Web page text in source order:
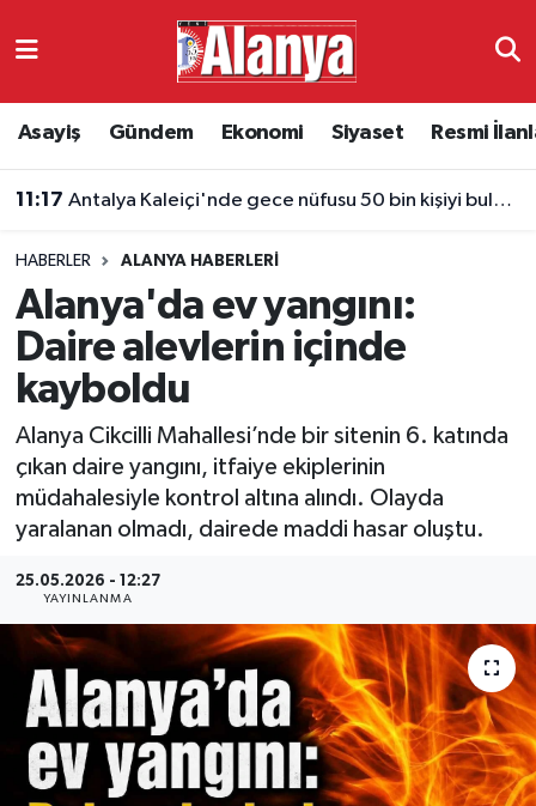
Asayiş Gündem Ekonomi Siyaset Resmi
11:17 Antalya Kaleiçi'nde gece nüfusu 50 bin kişiyi buluyor
HABERLER ALANYA HABERLERI
Alanya'da ev yangını:
Daire alevlerin içinde
kayboldu
Alanya Cikcilli Mahallesi’nde bir sitenin 6. katında
çıkan daire yangını, itfaiye ekiplerinin
müdahalesiyle kontrol altına alındı. Olayda
yaralanan olmadı, dairede maddi hasar oluştu.
25.05.2026 - 12:27
YAYINLANMA
Ekonomi
Resmi İlanlar
Alanyaspor
Turizm
E-Gazete
Antalya Namaz Vakitleri
Süper Lig Puan Durumu ve Fikstür
Tüm Manşetler
Son Dakika Haberleri
Haber Arşivi